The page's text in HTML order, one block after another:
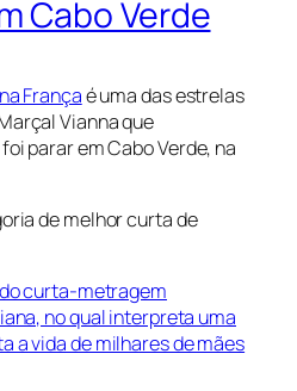
Cabo Verde
Françaé uma das estrelas
Vianna que
parar em Cabo Verde, na
de melhor curta de
curta-metragem
no qual interpreta uma
a vida de milhares de mães